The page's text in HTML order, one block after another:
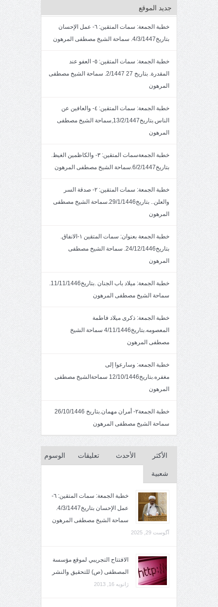
جديد الموقع
خطبة الجمعة: سمات المتقين: ٦- عمل الإحسان
بتاريخ4/3/1447. سماحة الشيخ مصطفى المرهون
خطبة الجمعة: سمات المتقين: ٥- العفو عند
المقدرة. بتاريخ 27 2/1447. سماحة الشيخ مصطفى
المرهون
خطبة الجمعة: سمات المتقين: ٤- والعافين عن
الناس.بتاريخ13/2/1447,سماحة الشيخ مصطفى
المرهون
خطبة الجمعةسمات المتقين: ٣- والكاظمين الغيظ.
بتاريخ6/2/1447.سماحة الشيخ مصطفى المرهون
خطبة الجمعة: سمات المتقين: ٢- صدقة السر
والعلن.. بتاريخ29/1/1446.سماحة الشيخ مصطفى
المرهون
خطبة الجمعة بعنوان: سمات المتقين ١-الانفاق.
بتاريخ24/12/1446. سماحة الشيخ مصطفى
المرهون
سماحة الشيخ مصطفى المرهون
خطبة الجمعة: ذكرى ميلاد فاطمة
المعصومه.بتاريخ4/11/1446 سماحة الشيخ
مصطفى المرهون
خطبة الجمعه: وسارعوا إلى
مغفره.بتاريخ12/10/1446 سماحةالشيخ مصطفى
المرهون
خطبة الجمعة٢- أمران مهمان.بتاريخ 26/10/1446
سماحة الشيخ مصطفى المرهون
الأكثر
شعبية
الأحدث تعليقات الوسوم
خطبة الجمعة: سمات المتقين: ٦-
سماحة الشيخ مصطفى المرهون
آگوست 29, 2025
الافتتاح التجريبي لموقع مؤسسة
المصطفى (ص) للتحقيق والنشر
ژانویه 16, 2013